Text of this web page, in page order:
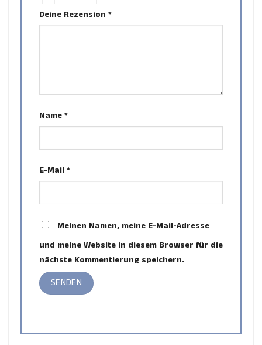
Deine Rezension *
Name *
E-Mail *
Meinen Namen, meine E-Mail-Adresse
und meine Website in diesem Browser für die
nächste Kommentierung speichern.